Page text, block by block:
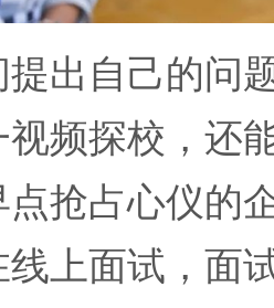
提出自己的问
频探校，还
抢占心仪的
上面试，面